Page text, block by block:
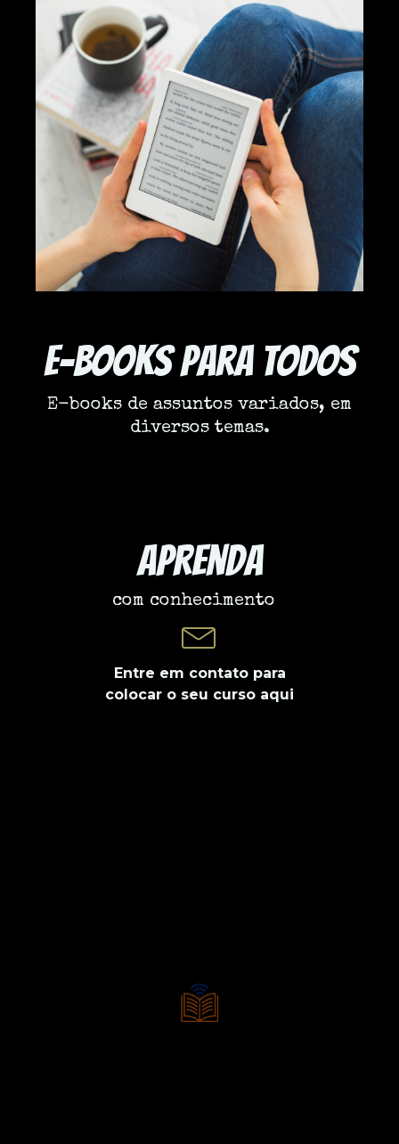
e-books para todos
E-books de assuntos variados, em
diversos temas.
Aprenda
com conhecimento
Entre em contato para
colocar o seu curso aqui